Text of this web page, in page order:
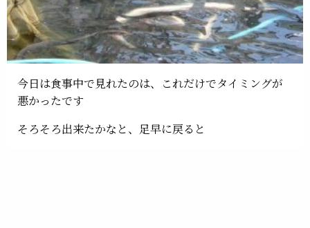
今日は食事中で見れたのは、これだけでタイミングが
悪かったです
そろそろ出来たかなと、足早に戻ると